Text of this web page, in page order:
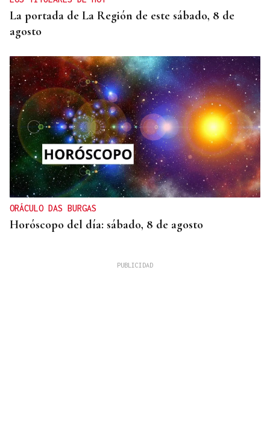
La portada de La Región de este sábado, 8 de
agosto
ORÁCULO DAS BURGAS
Horóscopo del día: sábado, 8 de agosto